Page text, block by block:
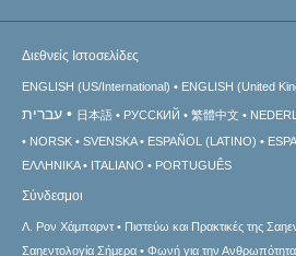
Διεθνείς Ιστοσελίδες
ENGLISH (US/International) ENGLISH (United
עברית 日本語 РУССКИЙ 繁體中文
NORSK
SVENSKA ESPAÑOL (LATINO)
ΕΛΛΗΝΙΚA
ITALIANO PORTUGUÊS
Σύνδεσμοι
Λ. Ρον Χάμπαρντ Πιστεύω και Πρακτικές της
Σαηεντολογία Σήμερα
Φωνή για την Ανθρωπότητα